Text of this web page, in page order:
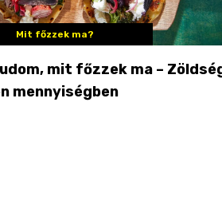
Mit főzzek ma?
mit főzzek ma –
mennyiségben